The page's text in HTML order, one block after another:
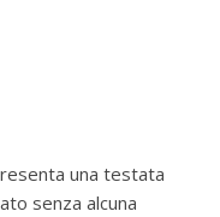
una testata
senza alcuna